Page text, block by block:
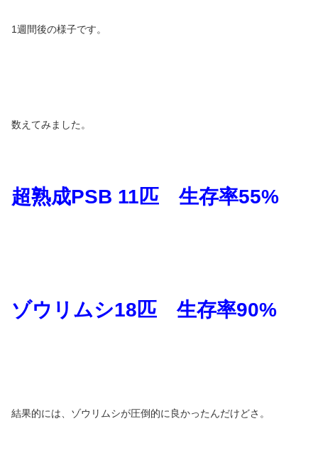
1週間後の様子です。
数えてみました。
超熟成PSB 11匹 生存率55%
ゾウリムシ18匹 生存率90%
結果的には、ゾウリムシが圧倒的に良かったんだけどさ。